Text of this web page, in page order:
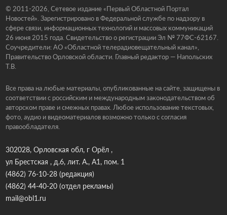
© 2011-2026, Сетевое издание «Первый Областной Портал
Новостей». Зарегистрировано в Федеральной службе по надзору в
сфере связи, информационных технологий и массовых коммуникаций
26 июня 2015 года. Свидетельство о регистрации Эл № 77ФС-62167.
Соучредители: АО «Областной телерадиовещательный канал»,
Правительство Орловской области. Главный редактор — Напольских
Т.В.
Все права на любые материалы, опубликованные на сайте, защищены в
соответствии с российским и международным законодательством об
авторском праве и смежных правах. Любое использование текстовых,
фото, аудио и видеоматериалов возможно только с согласия
правообладателя.
302028, Орловская обл, г Орёл ,
ул Брестская , д.6, лит. А., А1, пом. 1
(4862) 76-10-28(редакция)
(4862) 44-40-20(отдел рекламы)
mail@obl1.ru